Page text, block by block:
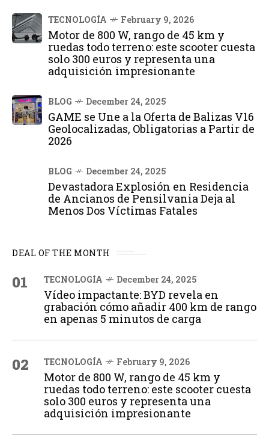
TECNOLOGÍA February 9, 2026
Motor de 800 W, rango de 45 km y
ruedas todo terreno: este scooter cuesta
solo 300 euros y representa una
adquisición impresionante
BLOG December 24, 2025
GAME se Une a la Oferta de Balizas V16
Geolocalizadas, Obligatorias a Partir de
2026
BLOG December 24, 2025
Devastadora Explosión en Residencia
de Ancianos de Pensilvania Deja al
Menos Dos Víctimas Fatales
DEAL OF THE MONTH
01 TECNOLOGÍA December 24, 2025
Vídeo impactante: BYD revela en
grabación cómo añadir 400 km de rango
en apenas 5 minutos de carga
02 TECNOLOGÍA February 9, 2026
Motor de 800 W, rango de 45 km y
ruedas todo terreno: este scooter cuesta
solo 300 euros y representa una
adquisición impresionante